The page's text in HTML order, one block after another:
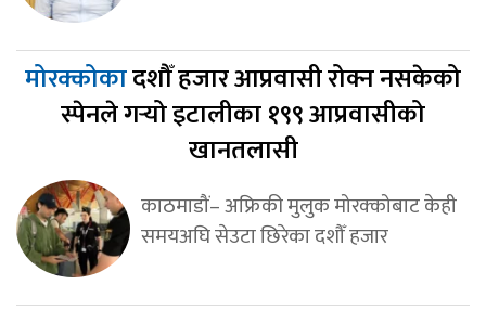
मोरक्कोकादशौँ हजार आप्रवासी रोक्न नसकेको
स्पेनले गर्‍यो इटालीका १९९ आप्रवासीको
खानतलासी
काठमाडौं– अफ्रिकी मुलुक मोरक्कोबाट केही
समयअघि सेउटा छिरेका दशौँ हजार